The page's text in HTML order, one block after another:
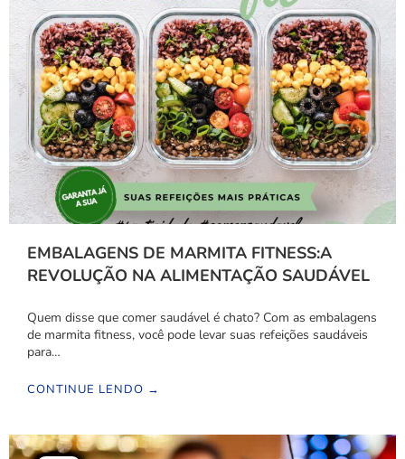
EMBALAGENS DE MARMITA FITNESS:A
REVOLUÇÃO NA ALIMENTAÇÃO SAUDÁVEL
Quem disse que comer saudável é chato? Com as embalagens
de marmita fitness, você pode levar suas refeições saudáveis
para…
CONTINUE LENDO →